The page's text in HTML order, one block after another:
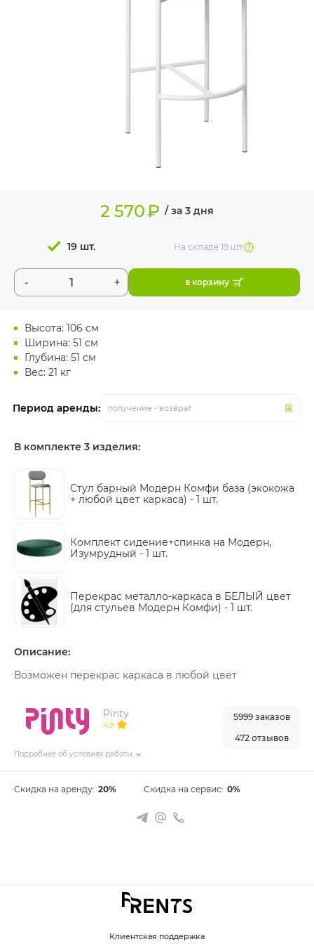
Высота: 106 см
Ширина: 51 см
Глубина: 51 см
Вес: 21 кг
Период аренды: получение - возврат
2 570₽ / за 3 дня
- +
19 шт. На складе 19 шт
в корзину
В комплекте 3 изделия:
Стул барный Модерн Комфи база (экокожа
+ любой цвет каркаса) - 1 шт.
Комплект сидение+спинка на Модерн,
Изумрудный - 1 шт.
Перекрас металло-каркаса в БЕЛЫЙ цвет
(для стульев Модерн Комфи) - 1 шт.
Описание:
Возможен перекрас каркаса в любой цвет
Pinty
4.9
Подробнее об условиях работы
5999 заказов
472 отзывов
Скидка на аренду: 20% Скидка на сервис: 0%
Клиентская поддержка